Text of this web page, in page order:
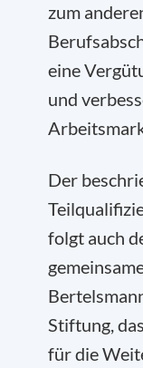
zum
eine
und
Der
folgt auch
Stiftung,
für die